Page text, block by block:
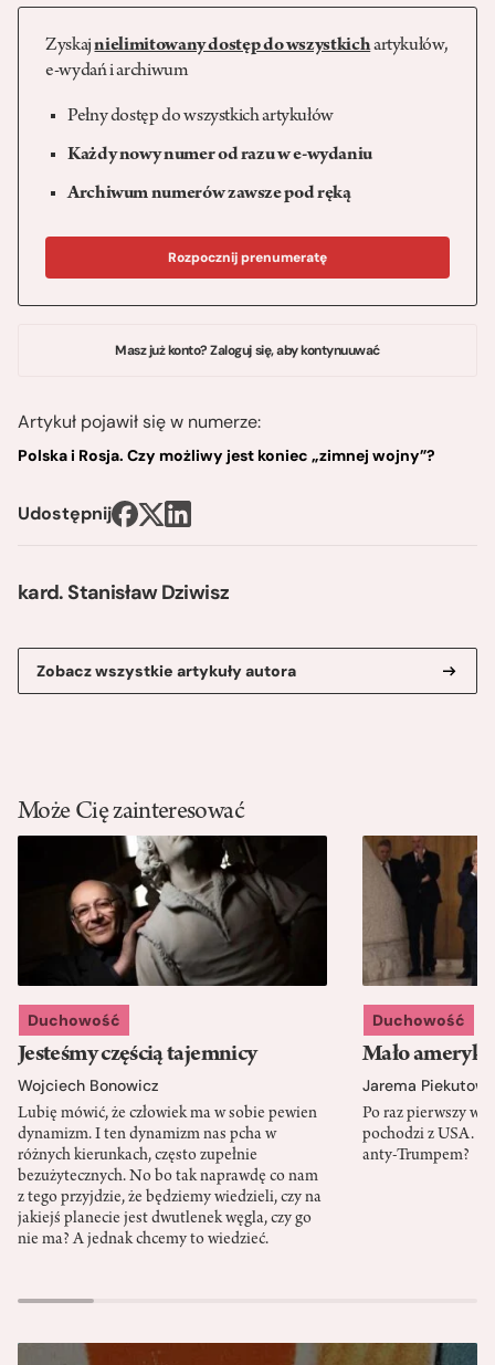
kard. Stanisław Dziwisz
Zobacz wszystkie artykuły autora
Zyskajnielimitowany dostęp do wszystkichartykułów,
e-wydań i archiwum
Pełny dostęp do wszystkich artykułów
Każdy nowy numer od razu w e-wydaniu
Archiwum numerów zawsze pod ręką
Rozpocznij prenumeratę
Masz już konto? Zaloguj się, aby kontynuuwać
Artykuł pojawił się w numerze:
Polska i Rosja. Czy możliwy jest koniec „zimnej wojny”?
Udostępnij
Może Cię zainteresować
Duchowość
Jesteśmy częścią tajemnicy
Wojciech Bonowicz
Lubię mówić, że człowiek ma w sobie pewien
dynamizm. I ten dynamizm nas pcha w
różnych kierunkach, często zupełnie
bezużytecznych. No bo tak naprawdę co nam
z tego przyjdzie, że będziemy wiedzieli, czy na
jakiejś planecie jest dwutlenek węgla, czy go
nie ma? A jednak chcemy to wiedzieć.
Duchowość
Mało
Jarema
Po raz pierwszy w
pochodzi z USA.
anty-Trumpem?